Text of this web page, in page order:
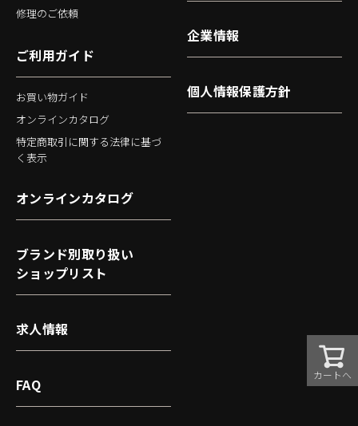
カートへ
修理のご依頼
ご利用ガイド
お買い物ガイド
オンラインカタログ
特定商取引に関する法律に基づ
く表示
企業情報
個人情報保護方針
オンラインカタログ
ブランド別取り扱い
ショップリスト
求人情報
FAQ